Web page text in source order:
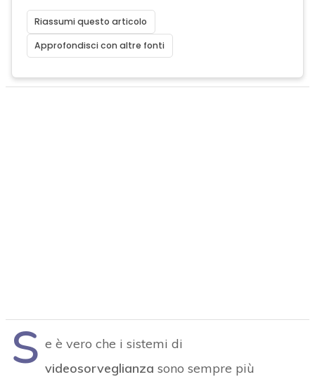
Riassumi questo articolo
Approfondisci con altre fonti
S e è vero che i sistemi di
videosorveglianza sono sempre più